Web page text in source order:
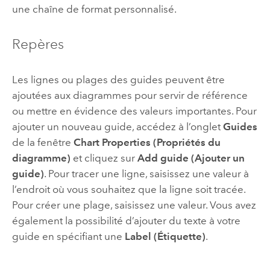
une chaîne de format personnalisé.
Repères
Les lignes ou plages des guides peuvent être
ajoutées aux diagrammes pour servir de référence
ou mettre en évidence des valeurs importantes. Pour
ajouter un nouveau guide, accédez à l’onglet Guides
de la fenêtre Chart Properties (Propriétés du
diagramme) et cliquez sur Add guide (Ajouter un
guide). Pour tracer une ligne, saisissez une valeur à
l’endroit où vous souhaitez que la ligne soit tracée.
Pour créer une plage, saisissez une valeur. Vous avez
également la possibilité d’ajouter du texte à votre
guide en spécifiant une Label (Étiquette).